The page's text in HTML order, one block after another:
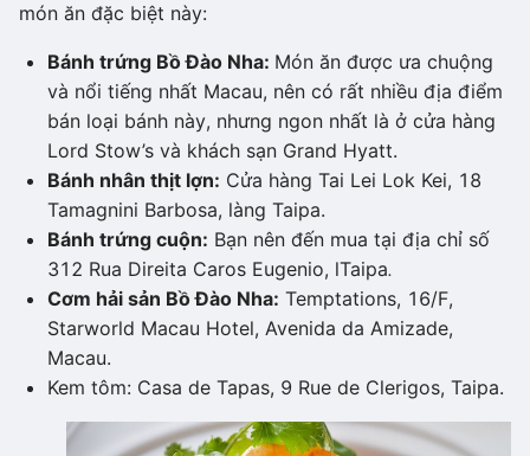
món ăn đặc biệt này:
Bánh trứng Bồ Đào Nha: Món ăn được ưa chuộng
và nổi tiếng nhất Macau, nên có rất nhiều địa điểm
bán loại bánh này, nhưng ngon nhất là ở cửa hàng
Lord Stow’s và khách sạn Grand Hyatt.
Bánh nhân thịt lợn: Cửa hàng Tai Lei Lok Kei, 18
Tamagnini Barbosa, làng Taipa.
Bánh trứng cuộn: Bạn nên đến mua tại địa chỉ số
312 Rua Direita Caros Eugenio, lTaipa.
Cơm hải sản Bồ Đào Nha: Temptations, 16/F,
Starworld Macau Hotel, Avenida da Amizade,
Macau.
Kem tôm: Casa de Tapas, 9 Rue de Clerigos, Taipa.